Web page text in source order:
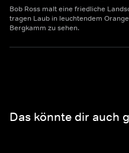
Bob Ross malt eine friedliche
tragen Laub in leuchtendem
Bergkamm zu sehen.
Das könnte dir auch